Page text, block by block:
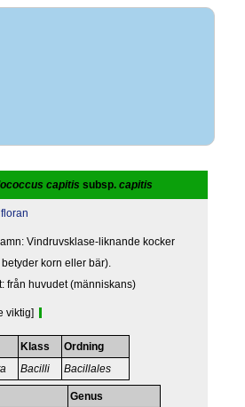
capitis subsp. capitis
Vindruvsklase-liknande kocker
korn eller bär).
från huvudet (människans)
viktig]
Klass
Bacilli
Ordning
Bacillales
Genus